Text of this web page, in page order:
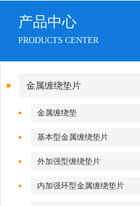
产品中心
PRODUCTS CENTER
金属缠绕垫片
金属缠绕垫
基本型金属缠绕垫片
外加强型缠绕垫片
内加强环型金属缠绕垫片